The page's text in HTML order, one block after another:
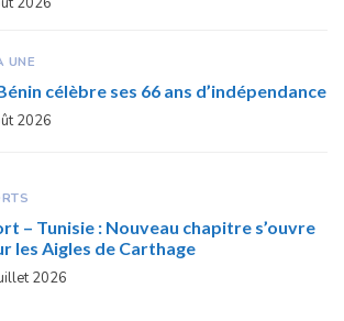
UNE
célèbre ses 66 ans d’indépendance
2026
– Tunisie : Nouveau chapitre s’ouvre
les Aigles de Carthage
2026